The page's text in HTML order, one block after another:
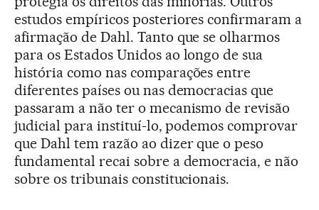
estudos empíricos posteriores confirmaram a
afirmação de Dahl. Tanto que se olharmos
para os Estados Unidos ao longo de sua
história como nas comparações entre
diferentes países ou nas democracias que
passaram a não ter o mecanismo de revisão
judicial para instituí-lo, podemos comprovar
que Dahl tem razão ao dizer que o peso
fundamental recai sobre a democracia, e não
sobre os tribunais constitucionais.